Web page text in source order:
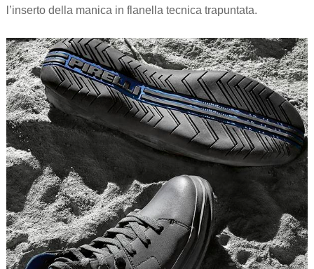
l’inserto della manica in flanella tecnica trapuntata.